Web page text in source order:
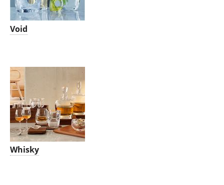
Void
Whisky